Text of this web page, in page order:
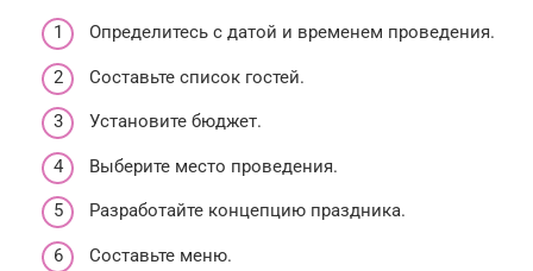
Определитесь с датой и временем проведения.
Составьте список гостей.
Установите бюджет.
Выберите место проведения.
Разработайте концепцию праздника.
Составьте меню.